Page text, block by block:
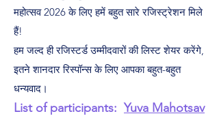
महोत्सव 2026 के लिए हमें बहुत सारे रजिस्ट्रेशन मिले
हैं!
हम जल्द ही रजिस्टर्ड उम्मीदवारों की लिस्ट शेयर करेंगे,
इतने शानदार रिस्पॉन्स के लिए आपका बहुत-बहुत
धन्यवाद।
List of participants: Yuva Mahotsav